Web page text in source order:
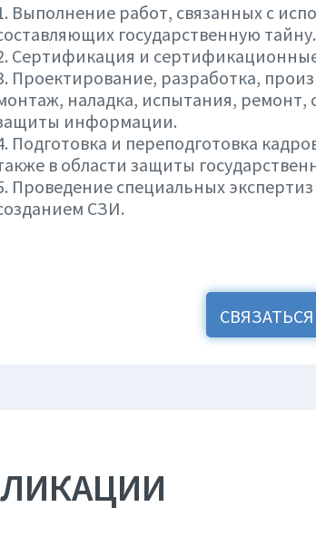
Выполнение работ, связанных с
государственную тайну.
Сертификация и
Проектирование, разработка,
наладка, испытания, ремонт,
информации.
Подготовка и переподготовка
в области защиты
Проведение специальных
СЗИ.